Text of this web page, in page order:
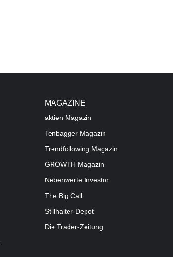
MAGAZINE
aktien Magazin
Tenbagger Magazin
Trendfollowing Magazin
GROWTH Magazin
Nebenwerte Investor
The Big Call
Stillhalter-Depot
Die Trader-Zeitung